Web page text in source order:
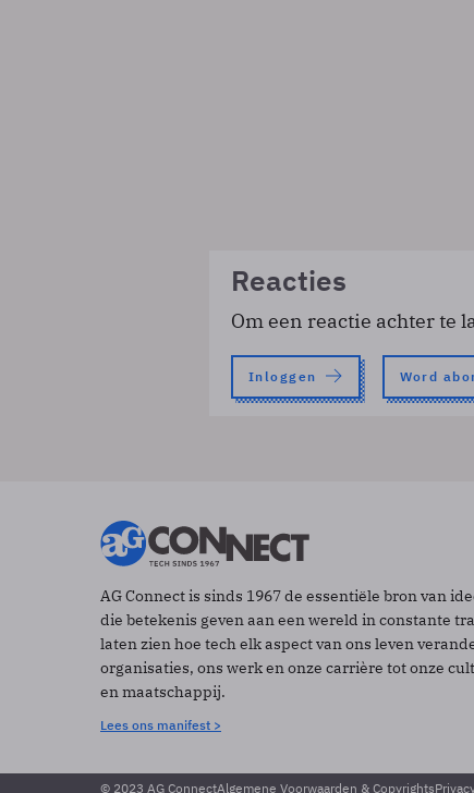
Reacties
Om een reactie achter te
Inloggen Word
AG Connect is sinds 1967 de essentiële bron van
die betekenis geven aan een wereld in constante
laten zien hoe tech elk aspect van ons leven
organisaties, ons werk en onze carrière tot onze
en maatschappij.
Lees ons manifest >
© 2023 AG ConnectAlgemene Voorwaarden & Copyrights